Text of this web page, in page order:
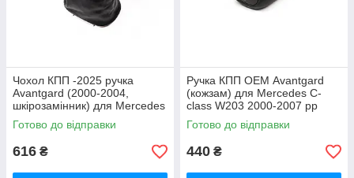
Чохол КПП -2025 ручка
Avantgard (2000-2004,
шкірозамінник) для Mercedes
C-class W203 рр
Готово до відправки
616 ₴
Ручка КПП ОЕМ Avantgard
(кожзам) для Mercedes C-
class W203 2000-2007 рр
Готово до відправки
440 ₴